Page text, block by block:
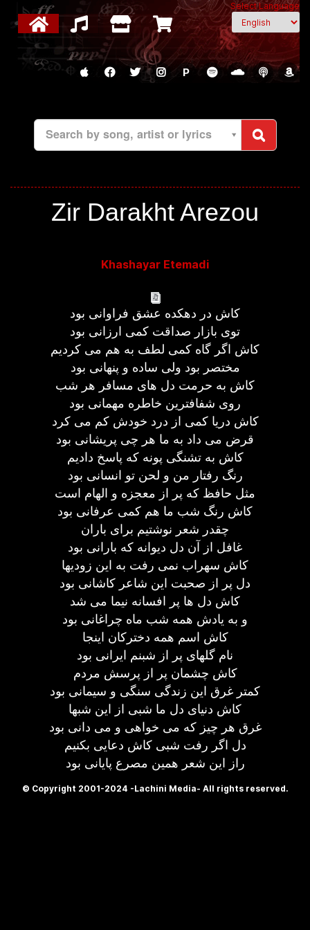
Select Language
P
Search by song, artist or lyrics
Zir Darakht Arezou
Khashayar Etemadi
کاش در دهکده عشق فراوانی بود
توی بازار صداقت کمی ارزانی بود
کاش اگر گاه کمی لطف به هم می کردیم
مختصر بود ولی ساده و پنهانی بود
کاش به حرمت دل های مسافر هر شب
روی شفافترین خاطره مهمانی بود
کاش دریا کمی از درد خودش کم می کرد
قرض می داد به ما هر چی پریشانی بود
کاش به تشنگی پونه که پاسخ دادیم
رنگ رفتار من و لحن تو انسانی بود
مثل حافظ که پر از معجزه و الهام است
کاش رنگ شب ما هم کمی عرفانی بود
چقدر شعر نوشتیم برای باران
غافل از آن دل دیوانه که بارانی بود
کاش سهراب نمی رفت به این زودیها
دل پر از صحبت این شاعر کاشانی بود
کاش دل ها پر افسانه نیما می شد
و به یادش همه شب ماه چراغانی بود
کاش اسم همه دخترکان اینجا
نام گلهای پر از شبنم ایرانی بود
کاش چشمان پر از پرسش مردم
کمتر غرق این زندگی سنگی و سیمانی بود
کاش دنیای دل ما شبی از این شبها
غرق هر چیز که می خواهی و می دانی بود
دل اگر رفت شبی کاش دعایی بکنیم
راز این شعر همین مصرع پایانی بود
© Copyright 2001-2024 -Lachini Media- All rights reserved.